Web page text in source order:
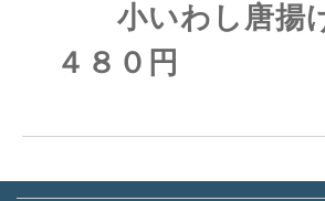
小いわし
４８０円